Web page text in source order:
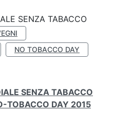
SENZA TABACCO
NO TOBACCO DAY
SENZA TABACCO
TOBACCO DAY 2015